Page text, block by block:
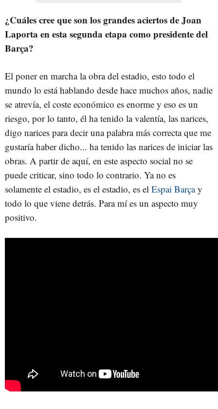
¿Cuáles cree que son los grandes aciertos de Joan
Laporta en esta segunda etapa como presidente del
Barça?
El poner en marcha la obra del estadio, esto todo el
mundo lo está hablando desde hace muchos años, nadie
se atrevía, el coste económico es enorme y eso es un
riesgo, por lo tanto, él ha tenido la valentía, las narices,
digo narices para decir una palabra más correcta que me
gustaría haber dicho... ha tenido las narices de iniciar las
obras. A partir de aquí, en este aspecto social no se
puede criticar, sino todo lo contrario. Ya no es
solamente el estadio, es el estadio, es el Espai Barçay
todo lo que viene detrás. Para mí es un aspecto muy
positivo.